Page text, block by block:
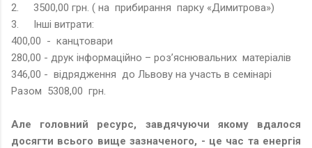
2.
3500,00 грн. ( на прибирання парку «Димитрова»)
3.
Інші витрати:
400,00 - канцтовари
280,00 - друк інформаційно – роз’яснювальних матеріалів
346,00 - відрядження до Львову на участь в семінарі
Разом 5308,00 грн.
Але головний ресурс, завдячуючи якому вдалося
досягти всього вище зазначеного, - це час та енергія